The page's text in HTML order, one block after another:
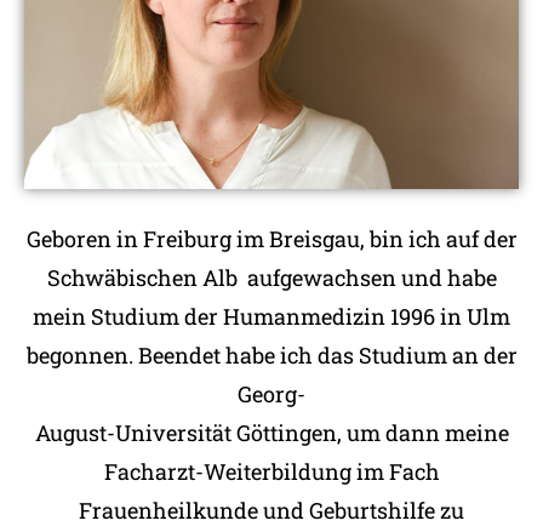
Geboren in Freiburg im Breisgau, bin ich auf der
Schwäbischen Alb aufgewachsen und habe
mein Studium der Humanmedizin 1996 in Ulm
begonnen. Beendet habe ich das Studium an der
Georg-
August-Universität Göttingen, um dann meine
Facharzt-Weiterbildung im Fach
Frauenheilkunde und Geburtshilfe zu